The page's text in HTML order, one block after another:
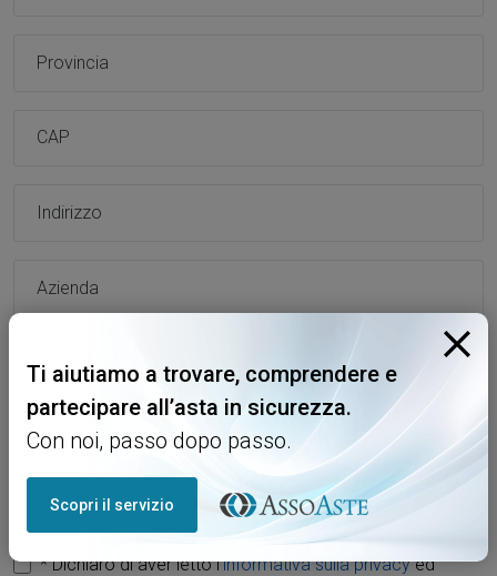
* Dichiaro di aver letto l’informativa sulla privacyed
Ti aiutiamo a trovare, comprendere e
partecipare all’asta in sicurezza.
Con noi, passo dopo passo.
Scopri il servizio